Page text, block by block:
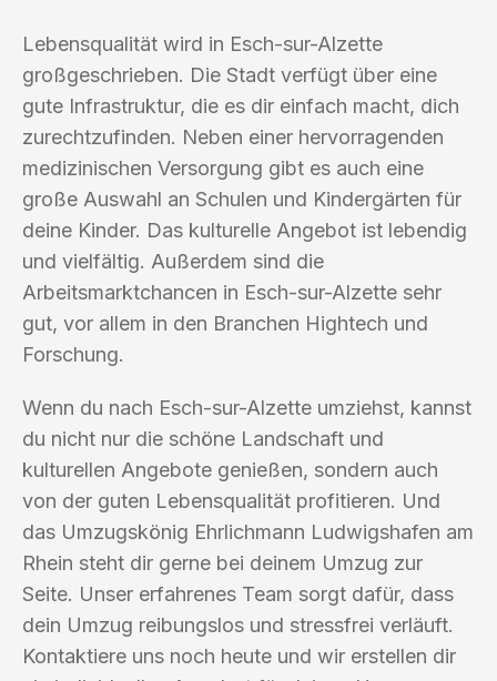
Lebensqualität wird in Esch-sur-Alzette
großgeschrieben. Die Stadt verfügt über eine
gute Infrastruktur, die es dir einfach macht, dich
zurechtzufinden. Neben einer hervorragenden
medizinischen Versorgung gibt es auch eine
große Auswahl an Schulen und Kindergärten für
deine Kinder. Das kulturelle Angebot ist lebendig
und vielfältig. Außerdem sind die
Arbeitsmarktchancen in Esch-sur-Alzette sehr
gut, vor allem in den Branchen Hightech und
Forschung.
Wenn du nach Esch-sur-Alzette umziehst, kannst
du nicht nur die schöne Landschaft und
kulturellen Angebote genießen, sondern auch
von der guten Lebensqualität profitieren. Und
das Umzugskönig Ehrlichmann Ludwigshafen am
Rhein steht dir gerne bei deinem Umzug zur
Seite. Unser erfahrenes Team sorgt dafür, dass
dein Umzug reibungslos und stressfrei verläuft.
Kontaktiere uns noch heute und wir erstellen dir